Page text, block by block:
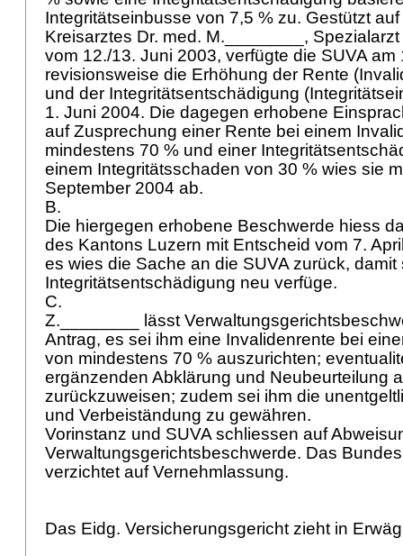
Integritätseinbusse von 7,5 % zu. Gestützt
Kreisarztes Dr. med. M.________,
vom 12./13. Juni 2003, verfügte die SUVA am
revisionsweise die Erhöhung der Rente
und der Integritätsentschädigung
1. Juni 2004. Die dagegen erhobene
auf Zusprechung einer Rente bei einem
mindestens 70 % und einer
einem Integritätsschaden von 30 % wies sie
September 2004 ab.
B.
Die hiergegen erhobene Beschwerde hiess
des Kantons Luzern mit Entscheid vom 7.
es wies die Sache an die SUVA zurück, damit
Integritätsentschädigung neu verfüge.
C.
Z.________ lässt
Antrag, es sei ihm eine Invalidenrente bei
von mindestens 70 % auszurichten;
ergänzenden Abklärung und Neubeurteilung
zurückzuweisen; zudem sei ihm die
und Verbeiständung zu gewähren.
Vorinstanz und SUVA schliessen auf
Verwaltungsgerichtsbeschwerde. Das
verzichtet auf Vernehmlassung.
Das Eidg. Versicherungsgericht zieht in